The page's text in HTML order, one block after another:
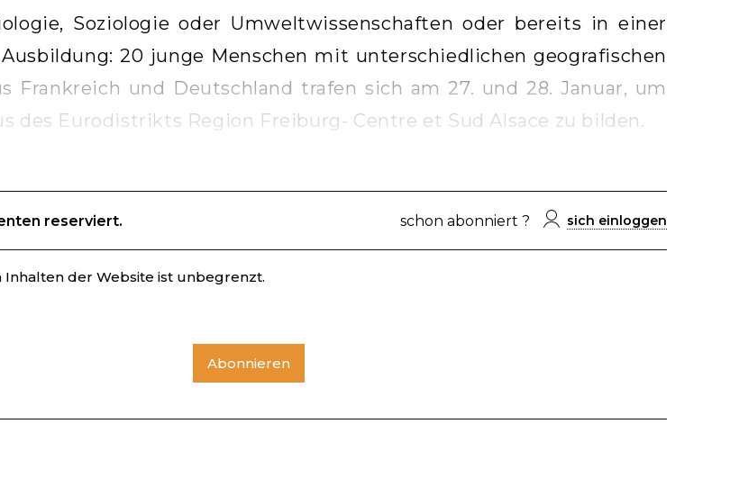
Soziologie oder Umweltwissenschaften oder bereits in einer
20 junge Menschen mit unterschiedlichen geografischen
Frankreich und Deutschland trafen sich am 27. und 28. Januar, um
des Eurodistrikts Region Freiburg- Centre et Sud Alsace zu bilden.
reserviert. schon abonniert ? sich einloggen
der Website ist unbegrenzt.
Abonnieren